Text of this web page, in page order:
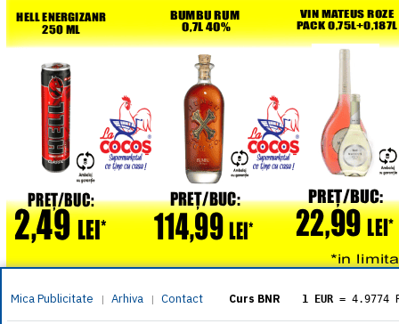
Mica Publicitate | Arhiva | Contact Curs BNR 1 EUR = 4.9774